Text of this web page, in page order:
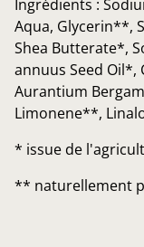
Ingrédients :
Aqua, Glycerin**,
Shea Butterate*,
annuus Seed Oil*,
Aurantium
Limonene**,
* issue de
** naturellement